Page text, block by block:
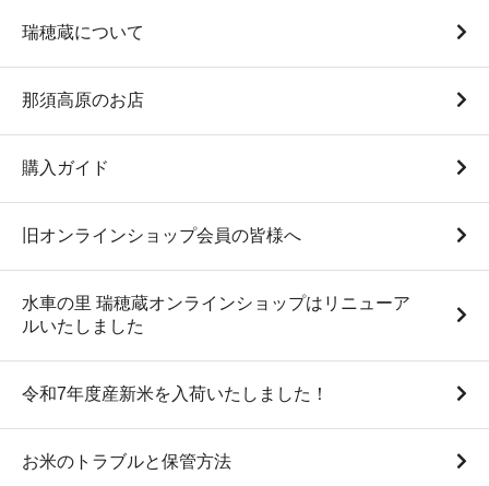
瑞穂蔵について
那須高原のお店
購入ガイド
旧オンラインショップ会員の皆様へ
水車の里 瑞穂蔵オンラインショップはリニューア
ルいたしました
令和7年度産新米を入荷いたしました！
お米のトラブルと保管方法